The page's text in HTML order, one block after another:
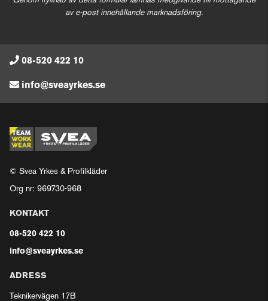
av e-post innehållande marknadsföring.
08-520 422 10
info@sveayrkes.se
© Svea Yrkes & Profilkläder
Org nr: 969730-968
KONTAKT
08-520 422 10
info@sveayrkes.se
ADRESS
Teknikervägen 17B